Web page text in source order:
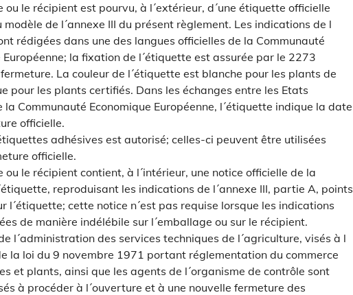
ou le récipient est pourvu, à l´extérieur, d´une étiquette officielle
modèle de l´annexe III du présent règlement. Les indications de l
rédigées dans une des langues officielles de la Communauté
Européenne; la fixation de l´étiquette est assurée par le 2273
La couleur de l´étiquette est blanche pour les plants de
pour les plants certifiés. Dans les échanges entre les Etats
la Communauté Economique Européenne, l´étiquette indique la date
officielle.
adhésives est autorisé; celles-ci peuvent être utilisées
officielle.
ou le récipient contient, à l´intérieur, une notice officielle de la
reproduisant les indications de l´annexe III, partie A, points
l´étiquette; cette notice n´est pas requise lorsque les indications
de manière indélébile sur l´emballage ou sur le récipient.
l´administration des services techniques de l´agriculture, visés à l
la loi du 9 novembre 1971 portant réglementation du commerce
et plants, ainsi que les agents de l´organisme de contrôle sont
à procéder à l´ouverture et à une nouvelle fermeture des